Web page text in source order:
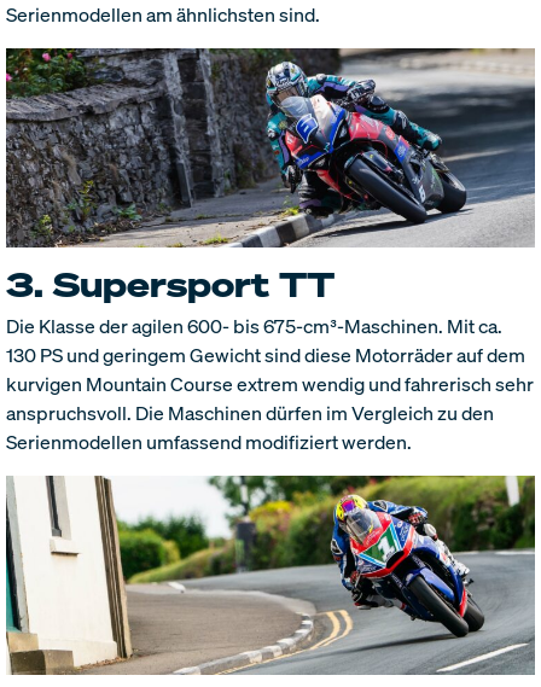
Serienmodellen am ähnlichsten sind.
3. Supersport TT
Die Klasse der agilen 600- bis 675-cm³-Maschinen. Mit ca.
130 PS und geringem Gewicht sind diese Motorräder auf dem
kurvigen Mountain Course extrem wendig und fahrerisch sehr
anspruchsvoll. Die Maschinen dürfen im Vergleich zu den
Serienmodellen umfassend modifiziert werden.